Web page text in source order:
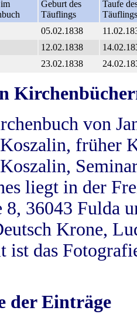
Geburt des
Täuflings
Taufe
Täuflings
05.02.1838
12.02.1838
23.02.1838
von
früher
liegt in der
8, 36043 Fulda
Krone,
ist das
der Einträge